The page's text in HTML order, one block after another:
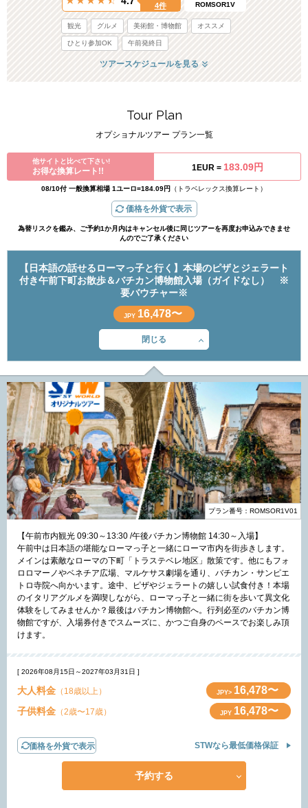
4件
ROMSOR1V
観光 グルメ 美術館・博物館 オススメ
ひとり参加OK 午前発終日
ツアースケジュールを見る
Tour Plan
オプショナルツアー プラン一覧
他サイトと比べて下さい!
お得な換算レート!! 1EUR = 183.09円
08/10付 一般換算相場 1ユーロ=184.09円 （トラベレックス換算レート）
価格を外貨で表示
為替リスクを鑑み、ご予約1か月内はキャンセル後に同じツアーを再度お申込みできませ
んのでご了承ください
【日本語の話せるローマっ子と行く】本場のピザとジェラート
付き午前下町お散歩＆バチカン博物館入場（ガイドなし） ※
要バウチャー※
JPY 16,478〜
閉じる
プラン番号：ROMSOR1V01
【午前市内観光 09:30～13:30 /午後バチカン博物館 14:30～入場】
午前中は日本語の堪能なローマっ子と一緒にローマ市内を街歩きします。
メインは素敵なローマの下町「トラステベレ地区」散策です。他にもフォ
ロロマーノやベネチア広場、マルケサス劇場を通り、バチカン・サンピエ
トロ寺院へ向かいます。途中、ピザやジェラートの嬉しい試食付き！本場
のイタリアグルメを満喫しながら、ローマっ子と一緒に街を歩いて異文化
体験をしてみませんか？最後はバチカン博物館へ。行列必至のバチカン博
物館ですが、入場券付きでスムーズに、かつご自身のペースでお楽しみ頂
けます。
[ 2026年08月15日～2027年03月31日 ]
大人料金 （18歳以上） JPY> 16,478〜
子供料金 （2歳〜17歳） JPY 16,478〜
価格を外貨で表示 STWなら最低価格保証
予約する